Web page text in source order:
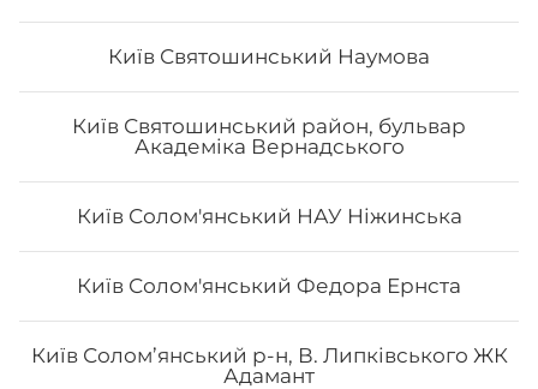
Київ Святошинський Наумова
Київ Святошинський район, бульвар
Академіка Вернадського
Київ Солом'янський НАУ Ніжинська
Київ Солом'янський Федора Ернста
Київ Солом’янський р-н, В. Липківського ЖК
Адамант
Сет «Лайт»
Рол Тобо, Чіз рол з лососем, Філадельфія з креветкою